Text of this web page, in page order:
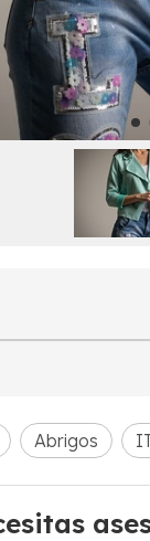
Abrigos